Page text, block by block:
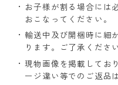
お子様が割る場合には
おこなってください。
輸送中及び開梱時に細
ります。ご了承ください
現物画像を掲載してお
ージ違い等でのご返品